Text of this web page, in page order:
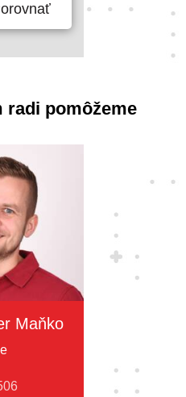
radi pomôžeme
Maňko